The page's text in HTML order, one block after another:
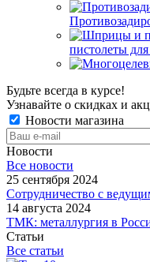
пистолеты
Будьте всегда в курсе!
Узнавайте о скидках и
Новости магазина
Новости
Все новости
25 сентября 2024
Сотрудничество с
14 августа 2024
ТМК: металлургия в
Статьи
Все статьи